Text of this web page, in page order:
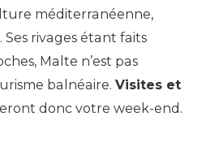
méditerranéenne,
rivages étant faits
Malte n’est pas
balnéaire. Visites et
donc votre week-end.